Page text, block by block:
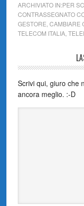
ARCHIVIATO IN:PER
CONTRASSEGNATO
GESTORE,CAMBIARE
TELECOM ITALIA,
Scrivi qui, giuro che
ancora meglio. :-D